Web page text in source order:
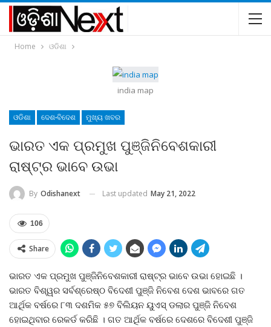
Home ଓଡିଶା
india map
ଓଡିଶା ଦେଶ-ବିଦେଶ ମୁଖ୍ୟ ଖବର
ଭାରତ ଏକ ପ୍ରମୁଖ ପୁଞ୍ଜିନିବେଶକାରୀ
ରାଷ୍ଟ୍ର ଭାବେ ଉଭା
By Odishanext Last updated May 21, 2022
106
Share
ଭାରତ ଏକ ପ୍ରମୁଖ ପୁଞ୍ଜିନିବେଶକାରୀ ରାଷ୍ଟ୍ର ଭାବେ ଉଭା ହୋଇଛି ।
ଭାରତ ବିଶ୍ୱର ସର୍ବଶ୍ରେଷ୍ଠ ବିଦେଶୀ ପୁଞ୍ଜି ନିବେଶ ଦେଶ ଭାବରେ ଗତ
ଆର୍ଥିକ ବର୍ଷରେ ୮୩ ଦଶମିକ ୫୭ ବିଲିୟନ ୟୁଏସ୍‍ ଡଲାର ପୁଞ୍ଜି ନିବେଶ
ହୋଇଥିବାର ରେକର୍ଡ କରିଛି । ଗତ ଆର୍ଥିକ ବର୍ଷରେ ଦେଶରେ ବିଦେଶୀ ପୁଞ୍ଜି